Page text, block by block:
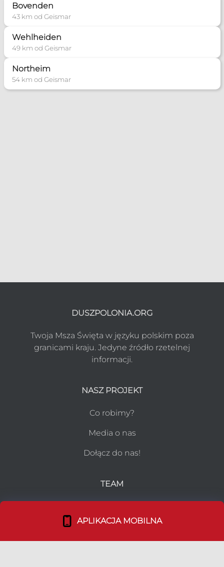
Bovenden
43 km od Geismar
Wehlheiden
49 km od Geismar
Northeim
54 km od Geismar
DUSZPOLONIA.ORG
Twoja Msza Święta w języku polskim poza
granicami kraju. Jedyne źródło rzetelnej
informacji.
NASZ PROJEKT
Co robimy?
Media o nas
Dołącz do nas!
TEAM
Nasz Team
APLIKACJA MOBILNA